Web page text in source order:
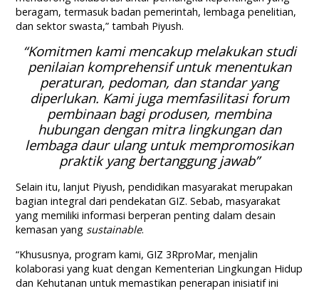
beragam, termasuk badan pemerintah, lembaga penelitian,
dan sektor swasta,” tambah Piyush.
“Komitmen kami mencakup melakukan studi
penilaian komprehensif untuk menentukan
peraturan, pedoman, dan standar yang
diperlukan. Kami juga memfasilitasi forum
pembinaan bagi produsen, membina
hubungan dengan mitra lingkungan dan
lembaga daur ulang untuk mempromosikan
praktik yang bertanggung jawab”
Selain itu, lanjut Piyush, pendidikan masyarakat merupakan
bagian integral dari pendekatan GIZ. Sebab, masyarakat
yang memiliki informasi berperan penting dalam desain
kemasan yang sustainable.
“Khususnya, program kami, GIZ 3RproMar, menjalin
kolaborasi yang kuat dengan Kementerian Lingkungan Hidup
dan Kehutanan untuk memastikan penerapan inisiatif ini